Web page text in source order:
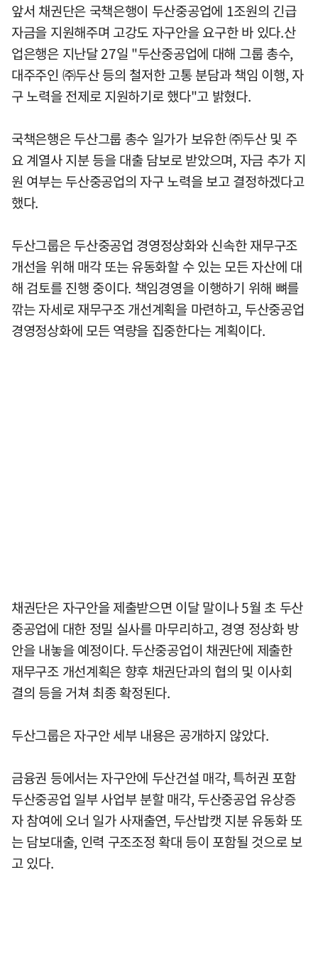
앞서 채권단은 국책은행이 두산중공업에 1조원의 긴급
자금을 지원해주며 고강도 자구안을 요구한 바 있다.산
업은행은 지난달 27일 "두산중공업에 대해 그룹 총수,
대주주인 ㈜두산 등의 철저한 고통 분담과 책임 이행, 자
구 노력을 전제로 지원하기로 했다"고 밝혔다.
국책은행은 두산그룹 총수 일가가 보유한 ㈜두산 및 주
요 계열사 지분 등을 대출 담보로 받았으며, 자금 추가 지
원 여부는 두산중공업의 자구 노력을 보고 결정하겠다고
했다.
두산그룹은 두산중공업 경영정상화와 신속한 재무구조
개선을 위해 매각 또는 유동화할 수 있는 모든 자산에 대
해 검토를 진행 중이다. 책임경영을 이행하기 위해 뼈를
깎는 자세로 재무구조 개선계획을 마련하고, 두산중공업
경영정상화에 모든 역량을 집중한다는 계획이다.
채권단은 자구안을 제출받으면 이달 말이나 5월 초 두산
중공업에 대한 정밀 실사를 마무리하고, 경영 정상화 방
안을 내놓을 예정이다. 두산중공업이 채권단에 제출한
재무구조 개선계획은 향후 채권단과의 협의 및 이사회
결의 등을 거쳐 최종 확정된다.
두산그룹은 자구안 세부 내용은 공개하지 않았다.
금융권 등에서는 자구안에 두산건설 매각, 특허권 포함
두산중공업 일부 사업부 분할 매각, 두산중공업 유상증
자 참여에 오너 일가 사재출연, 두산밥캣 지분 유동화 또
는 담보대출, 인력 구조조정 확대 등이 포함될 것으로 보
고 있다.